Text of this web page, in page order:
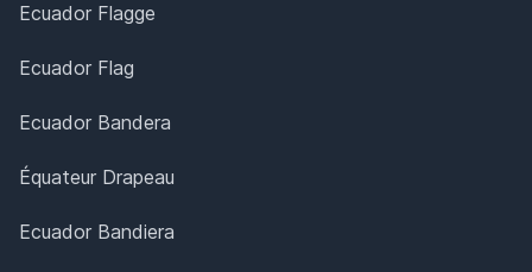
Ecuador Flagge
Ecuador Flag
Ecuador Bandera
Équateur Drapeau
Ecuador Bandiera